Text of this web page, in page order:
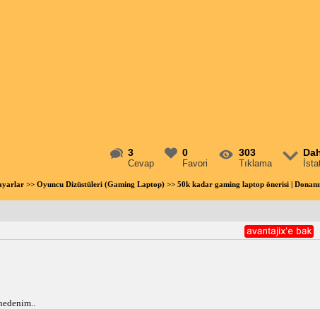
3
Cevap
0
Favori
303
Tıklama
>> Oyuncu Dizüstüleri (Gaming Laptop)>> 50k kadar gaming laptop önerisi |